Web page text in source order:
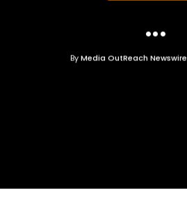
...
ByMedia OutReach Newswire